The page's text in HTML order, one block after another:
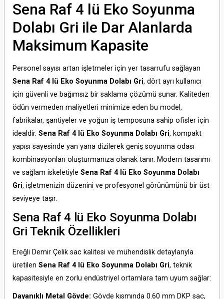
Sena Raf 4 lü Eko Soyunma
Dolabı Gri ile Dar Alanlarda
Maksimum Kapasite
Personel sayısı artan işletmeler için yer tasarrufu sağlayan
Sena Raf 4 lü Eko Soyunma Dolabı Gri, dört ayrı kullanıcı
için güvenli ve bağımsız bir saklama çözümü sunar. Kaliteden
ödün vermeden maliyetleri minimize eden bu model,
fabrikalar, şantiyeler ve yoğun iş temposuna sahip ofisler için
idealdir. Sena Raf 4 lü Eko Soyunma Dolabı Gri, kompakt
yapısı sayesinde yan yana dizilerek geniş soyunma odası
kombinasyonları oluşturmanıza olanak tanır. Modern tasarımı
ve sağlam iskeletiyle Sena Raf 4 lü Eko Soyunma Dolabı
Gri, işletmenizin düzenini ve profesyonel görünümünü bir üst
seviyeye taşır.
Sena Raf 4 lü Eko Soyunma Dolabı
Gri Teknik Özellikleri
Ereğli Demir Çelik sac kalitesi ve mühendislik detaylarıyla
üretilen Sena Raf 4 lü Eko Soyunma Dolabı Gri, teknik
kapasitesiyle en zorlu endüstriyel ortamlara tam uyum sağlar:
Dayanıklı Metal Gövde: Gövde kısmında 0.60 mm DKP sac,